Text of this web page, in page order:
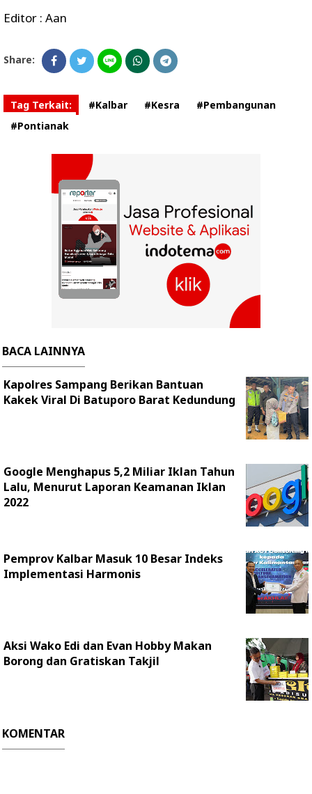
Editor : Aan
Share:
Tag Terkait: #Kalbar #Kesra
#Pembangunan
#Pontianak
BACA LAINNYA
Kapolres Sampang Berikan Bantuan
Kakek Viral Di Batuporo Barat Kedundung
Google Menghapus 5,2 Miliar Iklan Tahun
Lalu, Menurut Laporan Keamanan Iklan
2022
Pemprov Kalbar Masuk 10 Besar Indeks
Implementasi Harmonis
Aksi Wako Edi dan Evan Hobby Makan
Borong dan Gratiskan Takjil
KOMENTAR